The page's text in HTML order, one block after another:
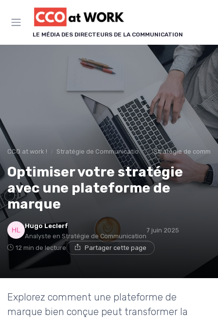
LE MÉDIA DES DIRECTEURS DE LA COMMUNICATION
CCO at work ! Stratégie de Communication & Image Stratégie de
Optimiser votre stratégie
avec une plateforme de
marque
Hugo Leclerf
Analyste en Stratégie de Communication
7 juin 2025
12 min de lecture Partager cette page
Explorez comment une plateforme de
marque bien conçue peut transformer la
Panneau de gestion des cookies